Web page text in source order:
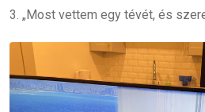
3. „Most vettem egy tévét, és